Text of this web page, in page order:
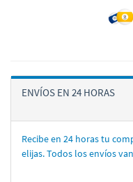
ENVÍOS EN 24 HORAS
Recibe en 24 horas tu
elijas. Todos los enví­os